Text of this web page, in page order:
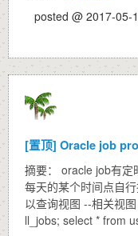
posted @ 2017-05-
[置顶] Oracle job
摘要： oracle job有定
每天的某个时间点自
以查询视图 --相关视
ll_jobs; select * from